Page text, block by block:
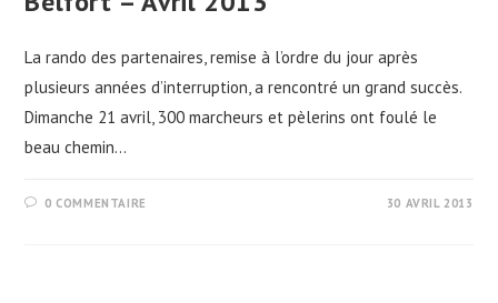
La rando des partenaires, remise à l’ordre du jour après
plusieurs années d’interruption, a rencontré un grand succès.
Dimanche 21 avril, 300 marcheurs et pèlerins ont foulé le
beau chemin…
0 COMMENTAIRE 30 AVRIL 2013